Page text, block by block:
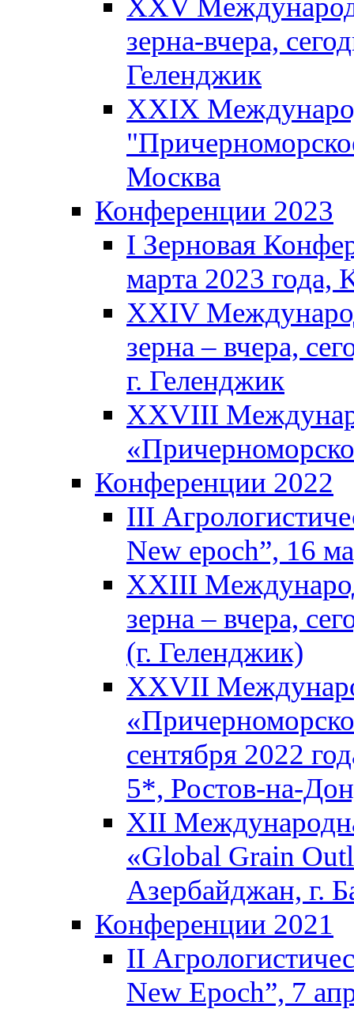
XXV
зерна-вчера,
Геленджик
XXIX
Москва
Конференции 2023
I Зерновая
марта 2023 года,
XXIV
зерна – вчера,
г. Геленджик
XXVIII
Конференции 2022
III
New epoch”, 16
XXIII
зерна – вчера,
(г. Геленджик)
XXVII
сентября 2022
5*, Ростов-на-
XII
«Global Grain
Азербайджан, г.
Конференции 2021
II
New Epoch”, 7